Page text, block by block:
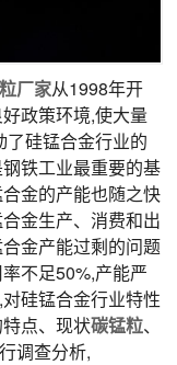
厂家从1998年开
政策环境,使大量
硅锰合金行业的
铁工业最重要的基
金的产能也随之快
金生产、消费和出
金产能过剩的问题
不足50%,产能严
硅锰合金行业特性
点、现状碳锰粒、
调查分析,